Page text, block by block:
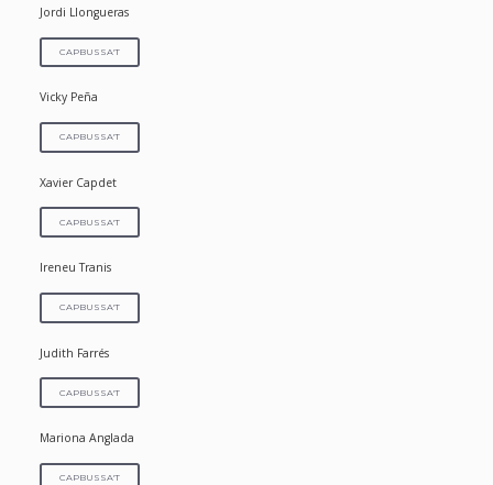
Jordi Llongueras
CAPBUSSA'T
Vicky Peña
CAPBUSSA'T
Xavier Capdet
CAPBUSSA'T
Ireneu Tranis
CAPBUSSA'T
Judith Farrés
CAPBUSSA'T
Mariona Anglada
CAPBUSSA'T